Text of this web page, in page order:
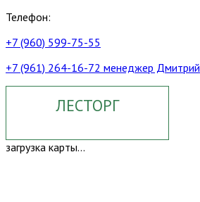
Телефон:
+7 (960) 599-75-55
+7 (961) 264-16-72 менеджер Дмитрий
ЛЕСТОРГ
загрузка карты...